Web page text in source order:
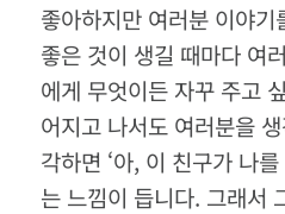
좋아하지만 여러분 이야
좋은 것이 생길 때마다 여
에게 무엇이든 자꾸 주고
어지고 나서도 여러분을
각하면 ‘아, 이 친구가 나
는 느낌이 듭니다. 그래서